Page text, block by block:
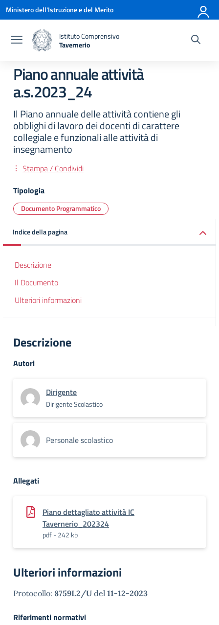
Vai ai contenuti
Vai al menu di navigazione
Vai al footer
Ministero dell'Istruzione e del Merito
Istituto Comprensivo
Tavernerio
Piano annuale attività
a.s.2023_24
Il Piano annuale delle attività contiene gli
obblighi di lavoro dei docenti di carattere
collegiale e funzionali alle attività di
insegnamento
Stampa / Condividi
Tipologia
Documento Programmatico
Indice della pagina
Descrizione
Il Documento
Ulteriori informazioni
Descrizione
Autori
Dirigente
Dirigente Scolastico
Personale scolastico
Allegati
Piano dettagliato attività IC
Tavernerio_202324
pdf - 242 kb
Ulteriori informazioni
Protocollo: 8759I.2/U del 11-12-2023
Riferimenti normativi